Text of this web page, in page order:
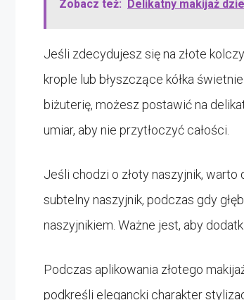
Zobacz też: Delikatny makijaż
Jeśli zdecydujesz się na złote
krople lub błyszczące kółka
biżuterię, możesz postawić na
umiar, aby nie przytłoczyć całości.
Jeśli chodzi o złoty naszyjnik,
subtelny naszyjnik, podczas gdy
naszyjnikiem. Ważne jest, aby
Podczas aplikowania złotego
podkreśli elegancki charakter